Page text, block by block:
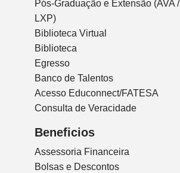
Pós-Graduação e Extensão (AVA /
LXP)
Biblioteca Virtual
Biblioteca
Egresso
Banco de Talentos
Acesso Educonnect/FATESA
Consulta de Veracidade
Beneficios
Assessoria Financeira
Bolsas e Descontos